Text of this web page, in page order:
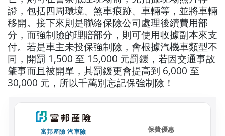
證，包括四周環境、煞車痕跡、車輛等，並將車輛
移開。接下來則是聯絡保險公司處理後續費用部
分，而強制險的理賠部分，則可使用收據副本來支
付。若是車主未投保強制險，會根據汽機車類型不
同，開罰 1,500 至 15,000 元罰鍰，若因交通事故
肇事而且被開單，其罰鍰更會提高到 6,000 至
30,000 元，所以千萬別忘記保強制險！
富邦產險 汽車險